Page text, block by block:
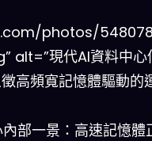
photos/
alt=”現代AI資料中心
高頻寬記憶體驅動的
部一景：高速記憶體